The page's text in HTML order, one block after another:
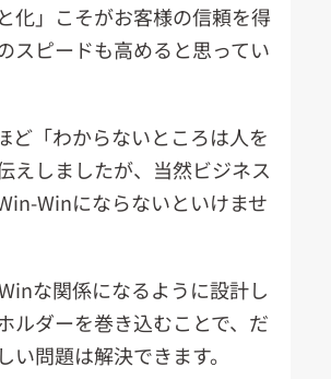
化」こそがお客様の信頼を得
スピードも高めると思ってい
ど「わからないところは人を
えしましたが、当然ビジネス
Winにならないといけませ
な関係になるように設計し
ルダーを巻き込むことで、だ
い問題は解決できます。